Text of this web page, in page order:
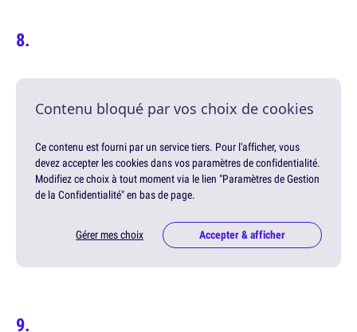
Contenu bloqué par vos choix de cookies
Ce contenu est fourni par un service tiers. Pour l'afficher, vous
devez accepter les cookies dans vos paramètres de confidentialité.
Modifiez ce choix à tout moment via le lien "Paramètres de Gestion
de la Confidentialité" en bas de page.
Gérer mes choix Accepter & afficher